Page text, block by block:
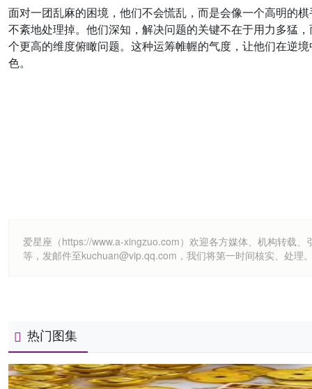
面对一团乱麻的困境，他们不会慌乱，而是会像一个高明的
不紊地处理掉。他们深知，解决问题的关键不在于用力多猛
个更高的维度俯瞰问题。这种运筹帷幄的气度，让他们在逆
色。
爱星座（https://www.a-xingzuo.com）欢迎各方媒体、机构转载
等，发邮件至kuchuan@vip.qq.com，我们将第一时间核实、处理
热门图集